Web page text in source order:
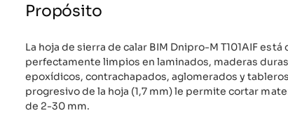
Propósito
La hoja de sierra de calar BIM Dnipro-M T101AIF
perfectamente limpios en laminados, maderas
epoxídicos, contrachapados, aglomerados y
progresivo de la hoja (1,7 mm) le permite cortar
de 2-30 mm.